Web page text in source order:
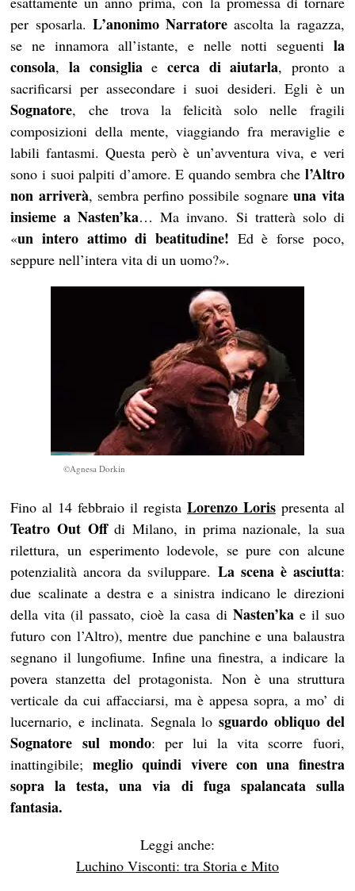
per sposarla. L’anonimo Narratore ascolta la ragazza,
se ne innamora all’istante, e nelle notti seguenti la
consola,la consigliae cerca di aiutarla, pronto a
sacrificarsi per assecondare i suoi desideri. Egli è un
Sognatore, che trova la felicità solo nelle fragili
composizioni della mente, viaggiando fra meraviglie e
labili fantasmi. Questa però è un’avventura viva, e veri
sono i suoi palpiti d’amore. E quando sembra che l’Altro
non arriverà, sembra perfino possibile sognareuna vita
insieme a Nasten’ka… Ma invano. Si tratterà solo di
«un intero attimo di beatitudine! Ed è forse poco,
seppure nell’intera vita di un uomo?».
©Agnesa Dorkin
Fino al 14 febbraio il regista Lorenzo Lorispresenta al
Teatro Out Offdi Milano, in prima nazionale, la sua
rilettura, un esperimento lodevole, se pure con alcune
potenzialità ancora da sviluppare. La scena è asciutta:
due scalinate a destra e a sinistra indicano le direzioni
della vita (il passato, cioè la casa di Nasten’kae il suo
futuro con l’Altro), mentre due panchine e una balaustra
segnano il lungofiume. Infine una finestra, a indicare la
povera stanzetta del protagonista. Non è una struttura
verticale da cui affacciarsi, ma è appesa sopra, a mo’ di
lucernario, e inclinata. Segnala losguardo obliquo del
Sognatore sul mondo: per lui la vita scorre fuori,
inattingibile; meglio quindi vivere con una finestra
sopra la testa, una via di fuga spalancata sulla
fantasia.
Leggi anche:
Luchino Visconti: tra Storia e Mito